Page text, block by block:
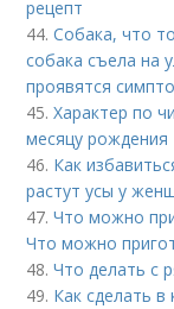
рецепт
44.Собака, что
собака съела на
проявятся
45.Характер по
месяцу рождения
46. Как
растут усы у
47.Что можно
Что можно
48.Что делать с
49. Как сделать в